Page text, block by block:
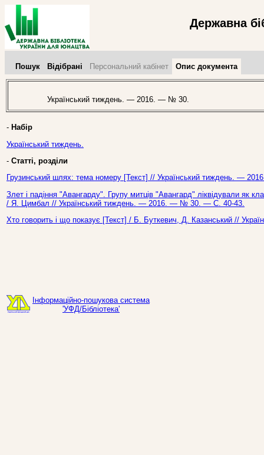
Державна
Пошук Відібрані Персональний кабінет Опис документа
Український тиждень. — 2016. — № 30.
- Набір
Український тиждень.
- Статті, розділи
Грузинський шлях: тема номеру [Текст] // Український тиждень. —
Злет і падіння "Авангарду". Групу митців "Авангард" ліквідували як
/ Я. Цимбал // Український тиждень. — 2016. — № 30. — С. 40-43.
Хто говорить і що показує [Текст] / Б. Буткевич, Д. Казанський //
Інформаційно-пошукова система
'УФД/Бібліотека'